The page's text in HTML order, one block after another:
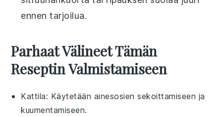
ennen tarjoilua.
Parhaat Välineet Tämän
Reseptin Valmistamiseen
Kattila: Käytetään ainesosien sekoittamiseen ja
kuumentamiseen.